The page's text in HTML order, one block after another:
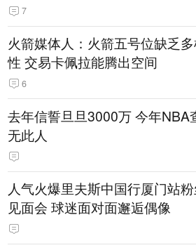
7
火箭媒体人：火箭五号位缺乏
性 交易卡佩拉能腾出空间
6
去年信誓旦旦3000万 今年NBA
无此人
人气火爆里夫斯中国行厦门站
见面会 球迷面对面邂逅偶像